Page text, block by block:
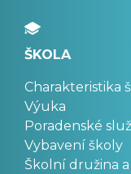
ŠKOLA
Charakteristika
Výuka
Poradenské
Vybavení školy
Školní družina